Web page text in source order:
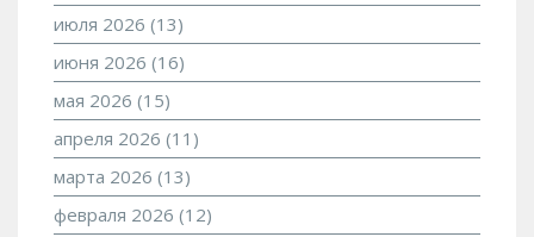
июля 2026 (13)
июня 2026 (16)
мая 2026 (15)
апреля 2026 (11)
марта 2026 (13)
февраля 2026 (12)